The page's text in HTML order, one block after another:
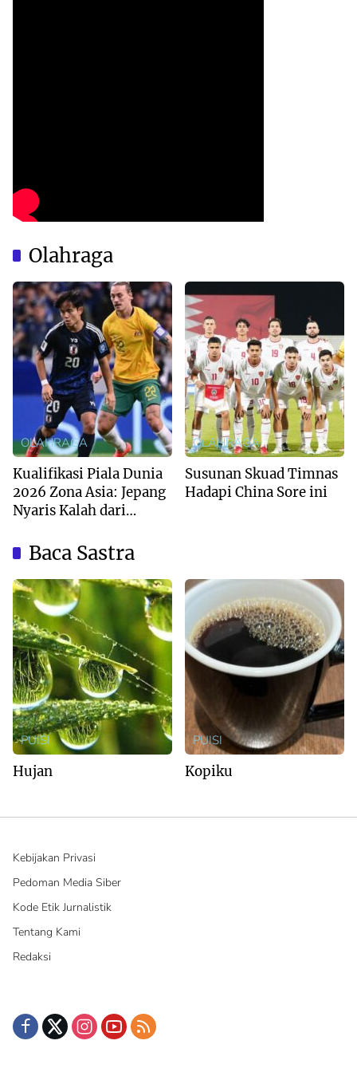
Olahraga
OLAHRAGA
Kualifikasi Piala Dunia
2026 Zona Asia: Jepang
Nyaris Kalah dari
OLAHRAGA
Susunan Skuad Timnas
Hadapi China Sore ini
Baca Sastra
PUISI
Hujan
PUISI
Kopiku
Kebijakan Privasi
Pedoman Media Siber
Kode Etik Jurnalistik
Tentang Kami
Redaksi